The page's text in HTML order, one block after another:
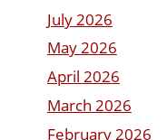
July 2026
May 2026
April 2026
March 2026
February 2026